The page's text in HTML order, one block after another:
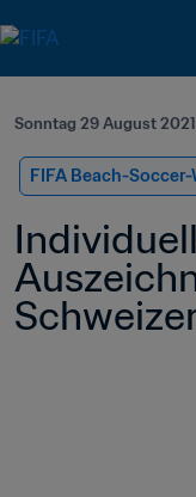
Sonntag 29 August
FIFA Beach-